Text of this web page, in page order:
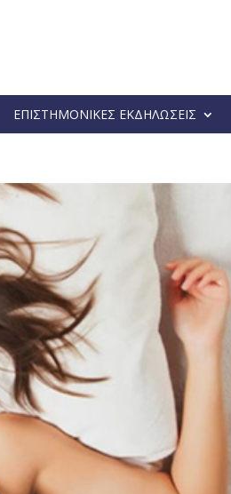
ΕΠΙΣΤΗΜΟΝΙΚΕΣ ΕΚΔΗΛΩΣΕΙΣ
ΜΕΡΙΚΟΙ
ΜΕ ΑΝΟΙΧΤΑ